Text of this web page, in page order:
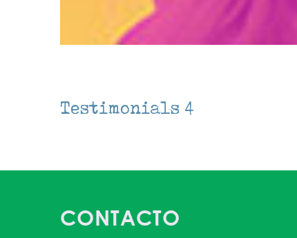
Testimonials 4
CONTACTO